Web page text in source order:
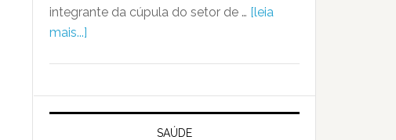
integrante da cúpula do setor de … [leia
mais...]
SAÚDE